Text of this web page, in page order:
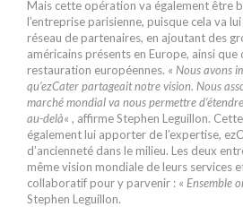
Mais cette opération va également être
l’entreprise parisienne, puisque cela va
réseau de partenaires, en ajoutant des
américains présents en Europe, ainsi que
restauration européennes. « Nous avons
qu’ezCater partageait notre vision. Nous
marché mondial va nous permettre
au-delà« , affirme Stephen Leguillon.
également lui apporter de l’expertise,
d’ancienneté dans le milieu. Les deux
même vision mondiale de leurs services
collaboratif pour y parvenir : « Ensemble
Stephen Leguillon.